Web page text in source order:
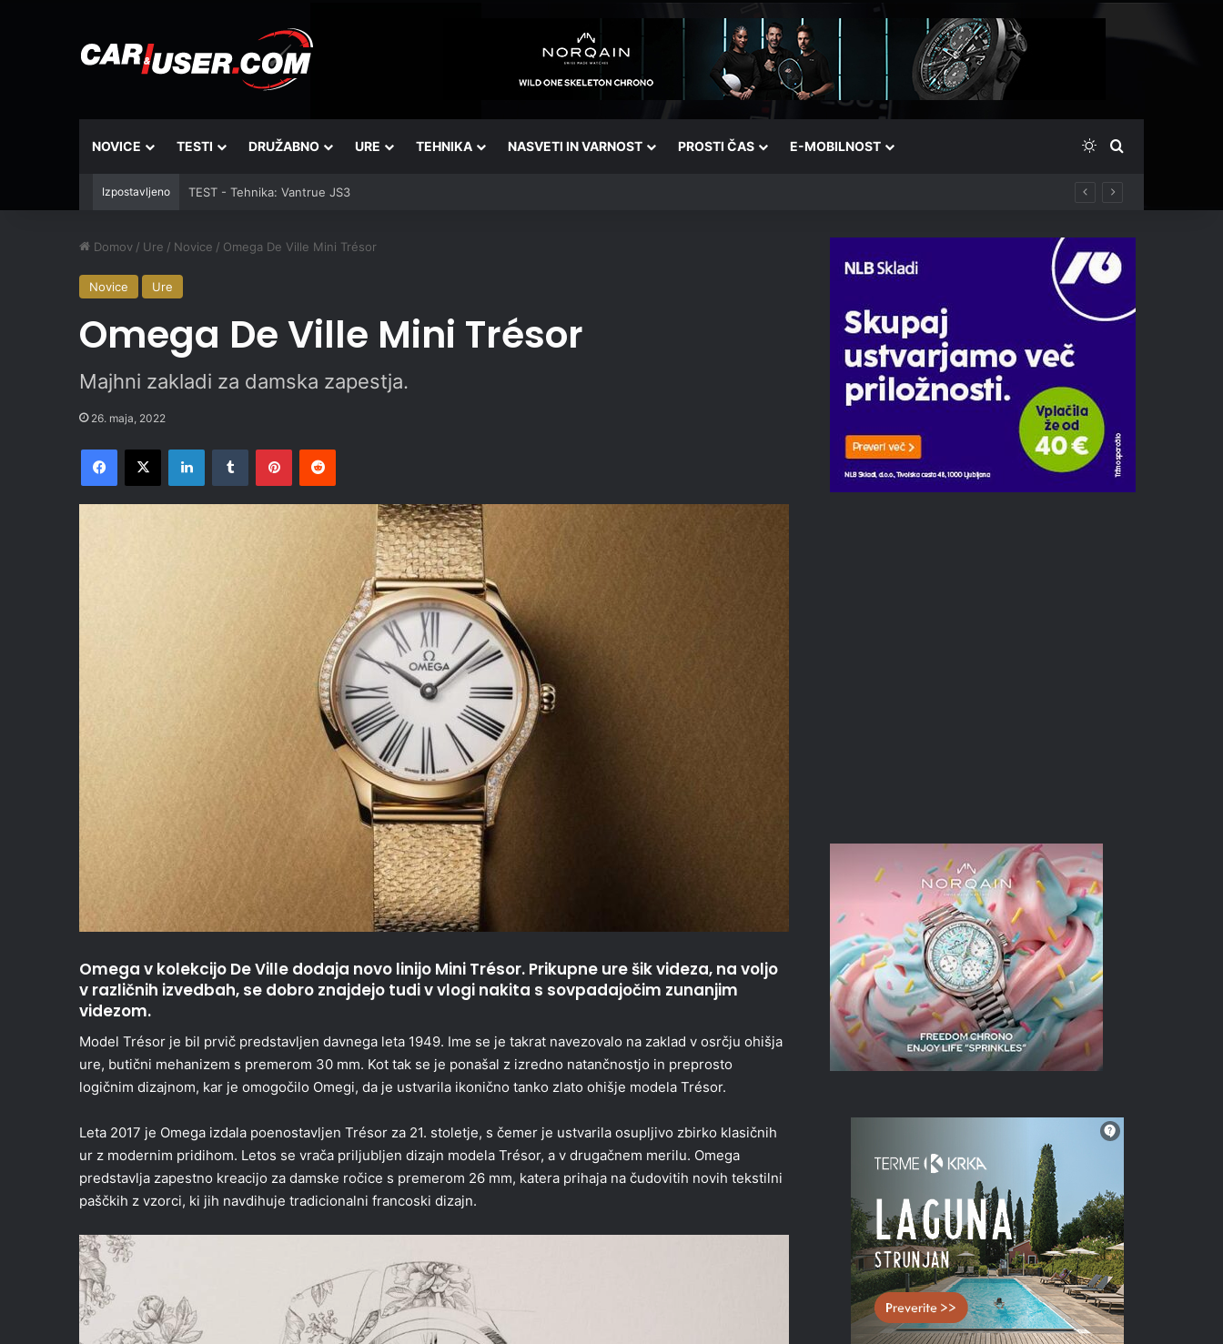
NOVICE TESTI DRUŽABNO URE TEHNIKA NASVETI IN VARNOST PROSTI ČAS E-MOBILNOST Switch skin
Išči
Izpostavljeno TEST - Tehnika: Vantrue JS3
Domov / Ure / Novice / Omega De Ville Mini Trésor
Novice Ure
Omega De Ville Mini Trésor
Majhni zakladi za damska zapestja.
26. maja, 2022
Facebook
X LinkedInTumblr PinterestReddit
Omega v kolekcijo De Ville dodaja novo linijo Mini Trésor. Prikupne ure šik videza, na voljo
v različnih izvedbah, se dobro znajdejo tudi v vlogi nakita s sovpadajočim zunanjim
videzom.
Model Trésor je bil prvič predstavljen davnega leta 1949. Ime se je takrat navezovalo na zaklad v osrčju ohišja
ure, butični mehanizem s premerom 30 mm. Kot tak se je ponašal z izredno natančnostjo in preprosto
logičnim dizajnom, kar je omogočilo Omegi, da je ustvarila ikonično tanko zlato ohišje modela Trésor.
Leta 2017 je Omega izdala poenostavljen Trésor za 21. stoletje, s čemer je ustvarila osupljivo zbirko klasičnih
ur z modernim pridihom. Letos se vrača priljubljen dizajn modela Trésor, a v drugačnem merilu. Omega
predstavlja zapestno kreacijo za damske ročice s premerom 26 mm, katera prihaja na čudovitih novih tekstilni
paščkih z vzorci, ki jih navdihuje tradicionalni francoski dizajn.